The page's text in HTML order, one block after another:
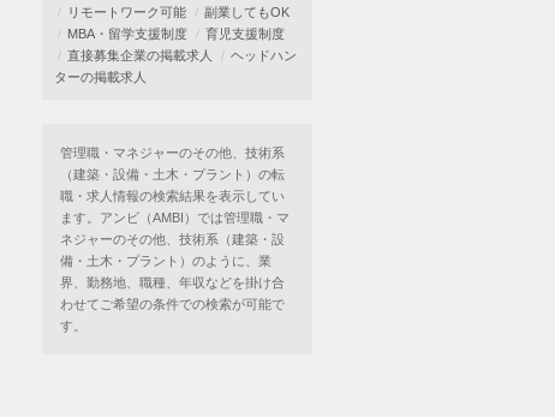
リモートワーク可能
副業してもOK
MBA・留学支援制度
育児支援制度
直接募集企業の掲載求人
ヘッドハン
ターの掲載求人
管理職・マネジャーのその他、技術系
（建築・設備・土木・プラント）の転
職・求人情報の検索結果を表示してい
ます。アンビ（AMBI）では管理職・マ
ネジャーのその他、技術系（建築・設
備・土木・プラント）のように、業
界、勤務地、職種、年収などを掛け合
わせてご希望の条件での検索が可能で
す。